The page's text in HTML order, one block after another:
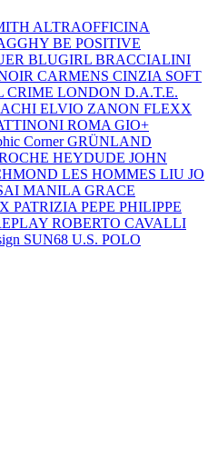
ALTRAOFFICINA
BE POSITIVE
BLUGIRL BRACCIALINI
CARMENS CINZIA SOFT
CRIME LONDON D.A.T.E.
ELVIO ZANON FLEXX
ROMA GIO+
CornerGRÜNLAND
HEYDUDE JOHN
LES HOMMES LIU JO
MANILA GRACE
PATRIZIA PEPE PHILIPPE
ROBERTO CAVALLI
SUN68 U.S. POLO